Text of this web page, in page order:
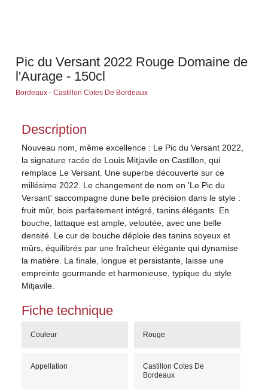
Pic du Versant 2022 Rouge Domaine de
l'Aurage - 150cl
Bordeaux -Castillon Cotes De Bordeaux
Description
Nouveau nom, même excellence : Le Pic du Versant 2022,
la signature racée de Louis Mitjavile en Castillon, qui
remplace Le Versant. Une superbe découverte sur ce
millésime 2022. Le changement de nom en 'Le Pic du
Versant' saccompagne dune belle précision dans le style :
fruit mûr, bois parfaitement intégré, tanins élégants. En
bouche, lattaque est ample, veloutée, avec une belle
densité. Le cur de bouche déploie des tanins soyeux et
mûrs, équilibrés par une fraîcheur élégante qui dynamise
la matière. La finale, longue et persistante, laisse une
empreinte gourmande et harmonieuse, typique du style
Mitjavile.
Fiche technique
Couleur Rouge
Appellation
Castillon Cotes De
Bordeaux